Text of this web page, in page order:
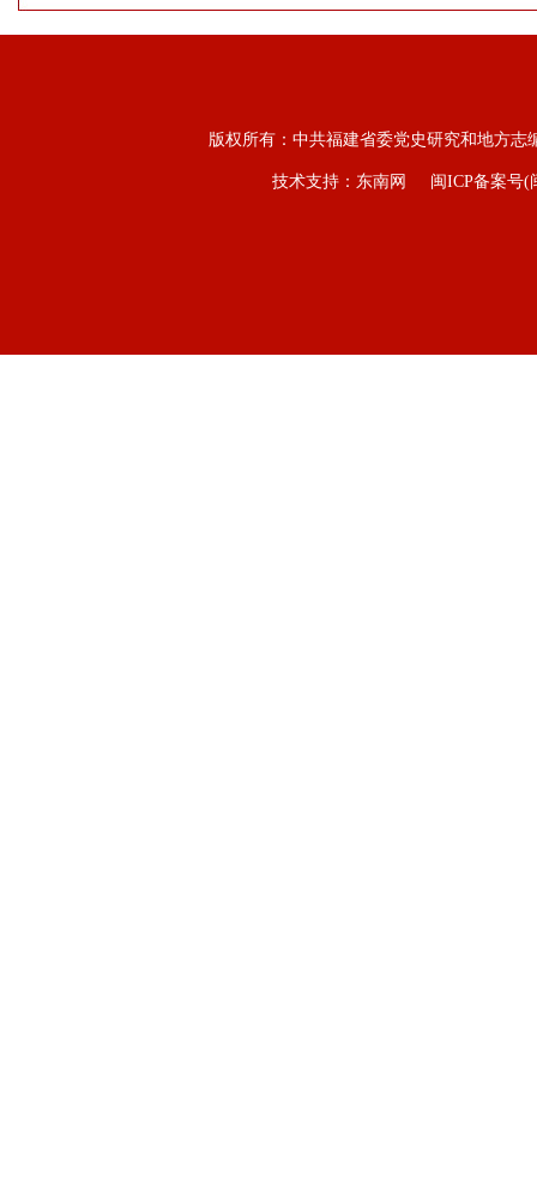
版权所有：中共福建省委党史研究和地方
技术支持：东南网 闽ICP备案号(